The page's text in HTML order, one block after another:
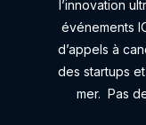
l’innovation
événements
d’appels à
des startups
mer. Pas